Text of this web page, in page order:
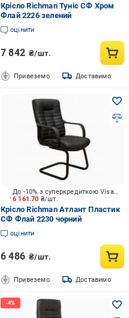
Крісло Richman Туніс СФ Хром
Флай 2226 зелений
оцінити
7 842 ₴/шт.
Привеземо Доставимо
6 161.70 ₴/шт.
До -10% з суперкредиткою Visa Вигода
Крісло Richman Атлант Пластик
СФ Флай 2230 чорний
оцінити
6 486 ₴/шт.
Привеземо Доставимо